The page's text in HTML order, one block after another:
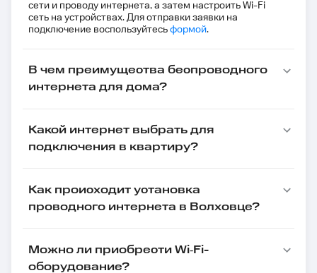
сети и проводу интернета, а затем настроить Wi-Fi
сеть на устройствах. Для отправки заявки на
подключение воспользуйтесьформой.
В чем преимущества беспроводного
интернета для дома?
Какой интернет выбрать для
подключения в квартиру?
Как происходит установка
проводного интернета в Волховце?
Можно ли приобрести Wi‑Fi-
оборудование?